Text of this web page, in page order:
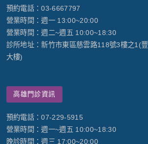
預約電話：03-6667797
營業時間：週一 13:00~20:00
營業時間：週二~週五 10:00~18:30
診所地址：新竹市東區慈雲路118號3樓之1(
大樓)
高雄門診資訊
預約電話：07-229-5915
營業時間：週一~週五 10:00~18:30
晚診時間：週三 17:00~20:00